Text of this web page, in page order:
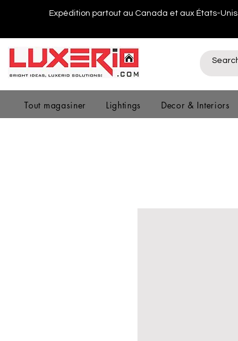
Expédition partout au Canada et aux États-Unis
Tout magasiner Lightings Decor & Interiors